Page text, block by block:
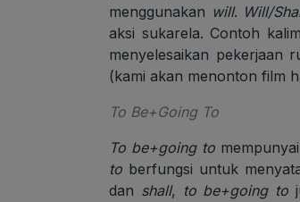
menggunakan will. Will/
aksi sukarela. Contoh
menyelesaikan pekerjaan
(kami akan menonton film
To Be+Going To
To be+going to
to berfungsi untuk
dan shall, to be+going to